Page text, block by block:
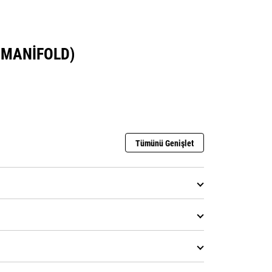
Tümünü Genişlet